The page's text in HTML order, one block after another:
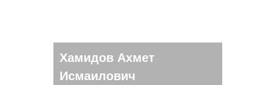
Хамидов Ахмет
Исмаилович